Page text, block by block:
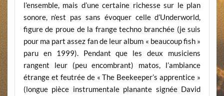
l’ensemble, mais d’une certaine richesse sur le plan
sonore, n’est pas sans évoquer celle d’Underworld,
figure de proue de la frange techno branchée (je suis
pour ma part assez fan de leur album « beaucoup fish »
paru en 1999). Pendant que les deux musiciens
rangent leur (peu encombrant) matos, l’ambiance
étrange et feutrée de « The Beekeeper’s apprentice »
(longue pièce instrumentale planante signée David